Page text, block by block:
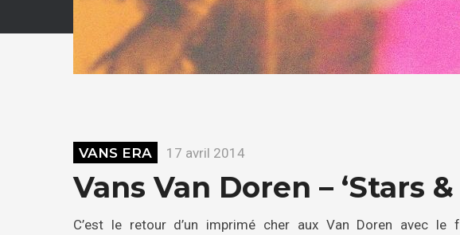
VANS ERA 17 avril 2014
Vans Van Doren – ‘Stars
C’est le retour d’un imprimé cher aux Van Doren avec le